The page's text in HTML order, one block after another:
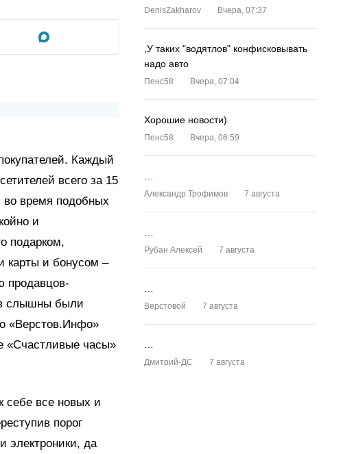
Каждый
всего за 15
во время подобных
и
подарком,
карты и бонусом –
продавцов-
слышны были
«Верстов.Инфо»
«Счастливые часы»
себе все новых и
порог
электроники, да
DenisZakharov Вчера, 07:37
,У таких "водятлов" конфисковывать
надо авто
Пенс58 Вчера, 07:04
Хорошие новости)
Пенс58 Вчера, 06:59
Александр Трофимов 7 августа
Рубан Алексей 7 августа
Верстовой 7 августа
Дмитрий-ДС 7 августа